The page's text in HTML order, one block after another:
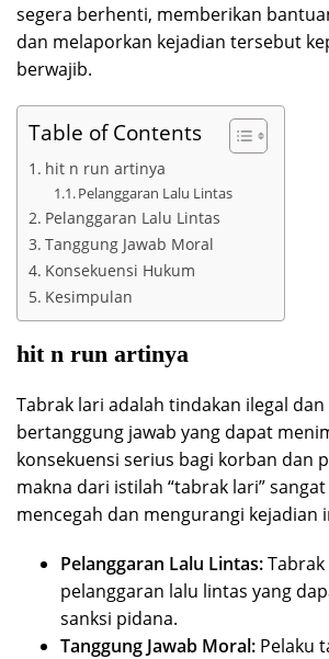
segera berhenti, memberikan
dan melaporkan kejadian tersebut
berwajib.
Table of Contents
hit n run artinya
Pelanggaran Lalu Lintas
Pelanggaran Lalu Lintas
Tanggung Jawab Moral
Konsekuensi Hukum
Kesimpulan
hit n run artinya
Tabrak lari adalah tindakan ilegal
bertanggung jawab yang dapat
konsekuensi serius bagi korban dan
makna dari istilah “tabrak lari”
mencegah dan mengurangi kejadian
Pelanggaran Lalu Lintas:
pelanggaran lalu lintas yang
sanksi pidana.
Tanggung Jawab Moral: Pelaku